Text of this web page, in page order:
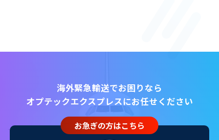
海外緊急輸送でお困りなら
オプテックエクスプレスにお任せください
お急ぎの方はこちら